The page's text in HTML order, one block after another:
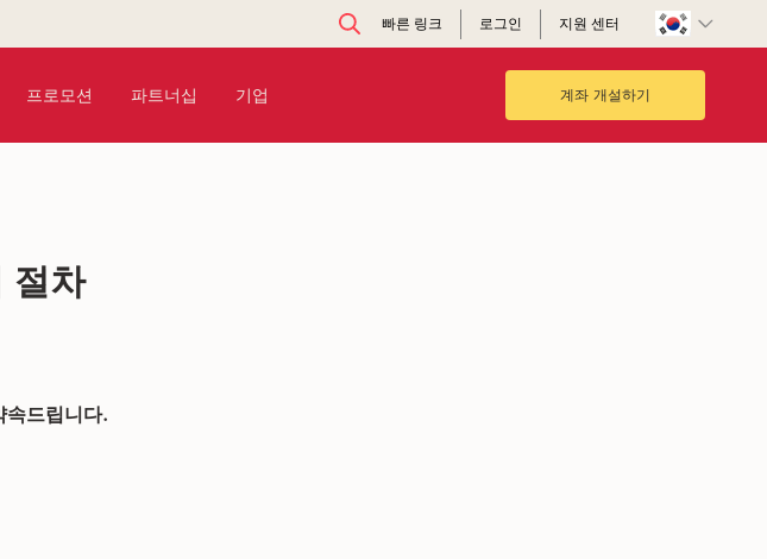
빠른 링크 로그인 지원 센터
프로모션 파트너십 기업 계좌 개설하기
절차
드립니다.